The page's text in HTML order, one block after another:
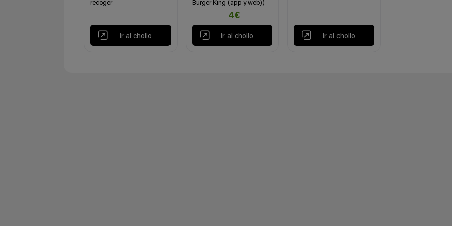
recoger
Ir al chollo
Burger King (app y web))
4€
Ir al chollo Ir al chollo